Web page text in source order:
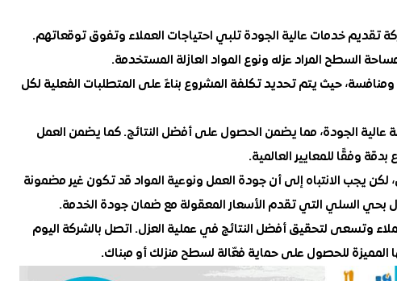
تقديم خدمات عالية الجودة تلبي احتياجات العملاء وتفوق توقعاتهم.
السطح المراد عزله ونوع المواد العازلة المستخدمة.
حيث يتم تحديد تكلفة المشروع بناءً على المتطلبات الفعلية لكل
عالية الجودة، مما يضمن الحصول على أفضل النتائج. كما يضمن العمل
وفقًا للمعايير العالمية.
يجب الانتباه إلى أن جودة العمل ونوعية المواد قد تكون غير مضمونة
بحي السلي التي تقدم الأسعار المعقولة مع ضمان جودة الخدمة.
وتسعى لتحقيق أفضل النتائج في عملية العزل. اتصل بالشركة اليوم
للحصول على حماية فعّالة لسطح منزلك أو مبناك.